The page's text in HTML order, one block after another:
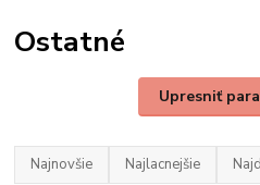
Ostatné
Upresniť
Najnovšie Najlacnejšie